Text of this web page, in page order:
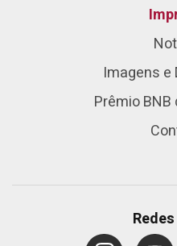
Imagens
Prêmio